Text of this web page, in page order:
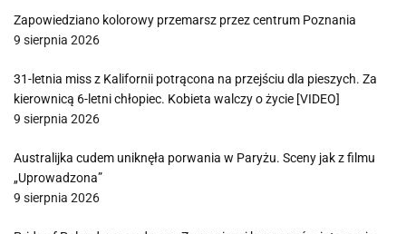
Zapowiedziano kolorowy przemarsz przez centrum Poznania
9 sierpnia 2026
31-letnia miss z Kalifornii potrącona na przejściu dla pieszych. Za
kierownicą 6-letni chłopiec. Kobieta walczy o życie [VIDEO]
9 sierpnia 2026
Australijka cudem uniknęła porwania w Paryżu. Sceny jak z filmu
„Uprowadzona”
9 sierpnia 2026